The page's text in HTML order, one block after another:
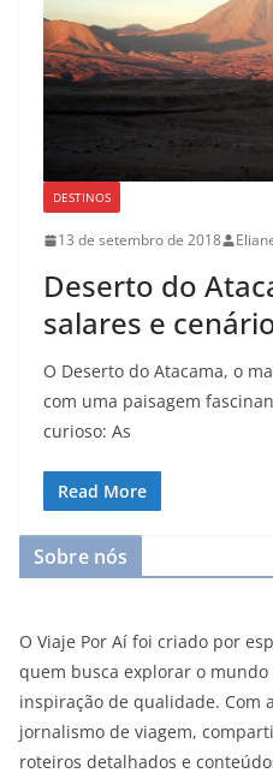
DESTINOS
13 de setembro de 2018
Deserto do
salares e
O Deserto do Atacama, o
com uma paisagem
curioso: As
Read More
Sobre nós
O Viaje Por Aí foi criado por
quem busca explorar o
inspiração de qualidade. Com
jornalismo de viagem,
roteiros detalhados e